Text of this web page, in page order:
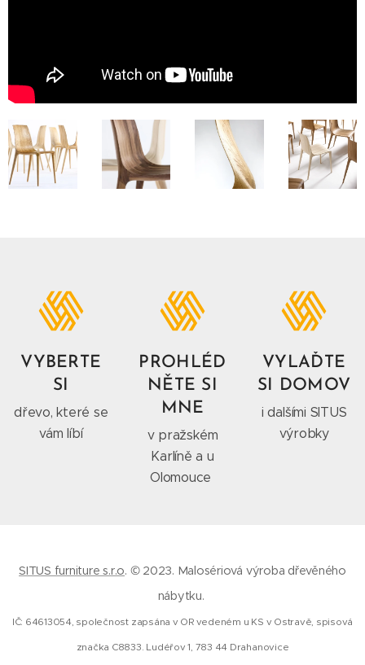
VYBERTE
SI
dřevo, které se
vám líbí
PROHLÉD
NĚTE SI
MNE
v pražském
Karlíně a u
Olomouce
VYLAĎTE
SI DOMOV
i dalšími SITUS
výrobky
SITUS furniture s.r.o. © 2023. Malosériová výroba dřevěného
nábytku.
IČ: 64613054, společnost zapsána v OR vedeném u KS v Ostravě, spisová
značka C8833. Ludéřov 1, 783 44 Drahanovice